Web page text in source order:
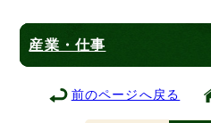
産業・仕事
前のページへ戻る